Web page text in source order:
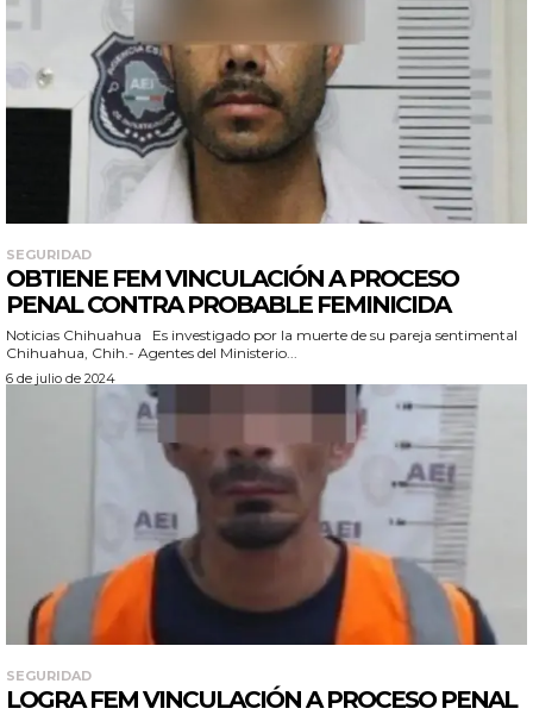
SEGURIDAD
OBTIENE FEM VINCULACIÓN A PROCESO
PENAL CONTRA PROBABLE FEMINICIDA
Noticias Chihuahua Es investigado por la muerte de su pareja sentimental
Chihuahua, Chih.- Agentes del Ministerio...
6 de julio de 2024
SEGURIDAD
LOGRA FEM VINCULACIÓN A PROCESO PENAL